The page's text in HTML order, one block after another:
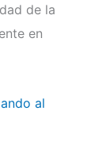
de la
en
al